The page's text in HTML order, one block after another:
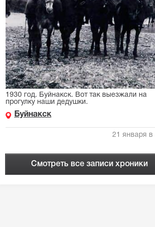
1930 год. Буйнакск. Вот так выезжали на
прогулку наши дедушки.
Буйнакск
21 января в
Смотреть все записи хроники